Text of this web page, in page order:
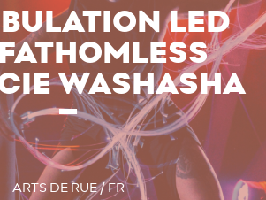
LED
WASHASHA
ARTS DE RUE / FR